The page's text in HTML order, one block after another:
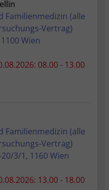
Familienmedizin (alle
Vertrag)
Wien
08.00 - 13.00
Familienmedizin (alle
Vertrag)
3/1, 1160 Wien
13.00 - 18.00